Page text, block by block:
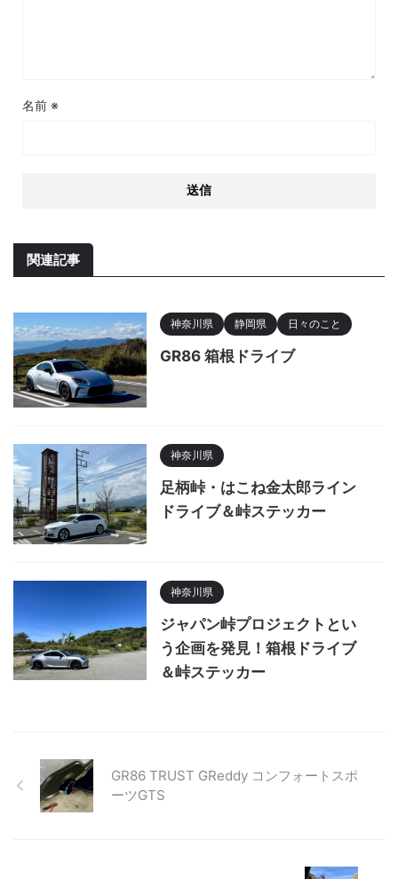
名前 ※
関連記事
神奈川県 静岡県 日々のこと
GR86 箱根ドライブ
神奈川県
足柄峠・はこね金太郎ライン
ドライブ＆峠ステッカー
神奈川県
ジャパン峠プロジェクトとい
う企画を発見！箱根ドライブ
＆峠ステッカー
GR86 TRUST GReddy コンフォートスポ
ーツGTS